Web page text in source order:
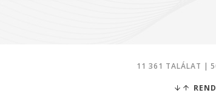
11 361 TALÁLAT |